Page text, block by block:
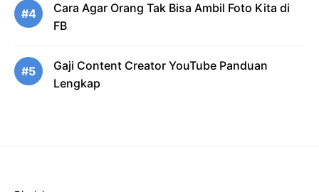
#4
Cara Agar Orang Tak Bisa Ambil Foto Kita di
FB
#5
Gaji Content Creator YouTube Panduan
Lengkap